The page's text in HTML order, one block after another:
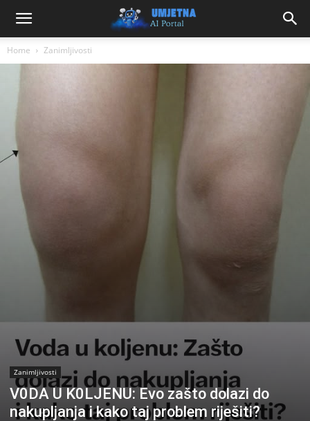
Home Zanimljivosti
Zanimljivosti
V0DA U K0LJENU: Evo zašto dolazi do
nakupljanja i kako taj problem riješiti?